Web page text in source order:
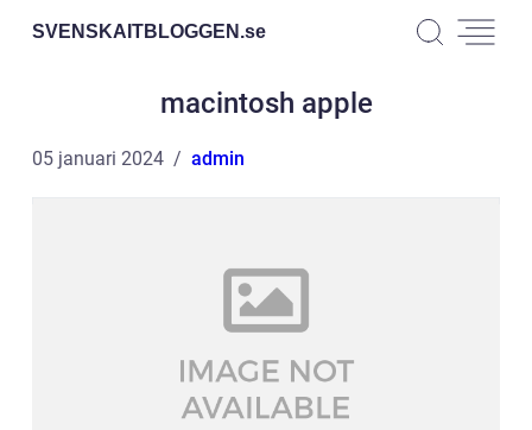
SVENSKAITBLOGGEN.se
macintosh apple
05 januari 2024 admin